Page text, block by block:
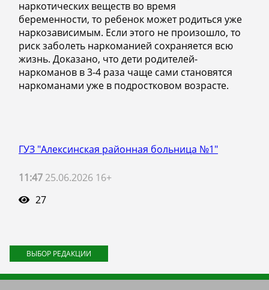
наркотических веществ во время
беременности, то ребенок может родиться уже
наркозависимым. Если этого не произошло, то
риск заболеть наркоманией сохраняется всю
жизнь. Доказано, что дети родителей-
наркоманов в 3-4 раза чаще сами становятся
наркоманами уже в подростковом возрасте.
ГУЗ "Алексинская районная больница №1"
11:47 25.06.2026 16+
27
ВЫБОР РЕДАКЦИИ